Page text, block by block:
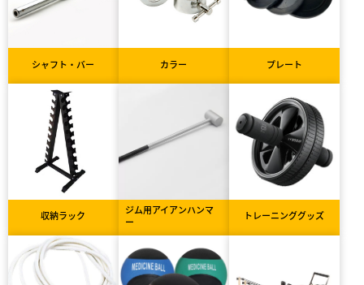
シャフト・バー カラー プレート
収納ラック
ジム用アイアンハンマ
ー
トレーニンググッズ